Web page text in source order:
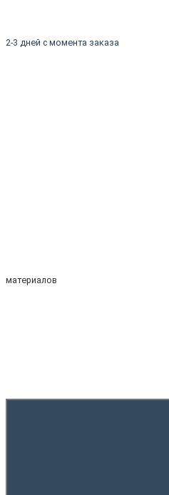
2-3 дней с момента заказа
материалов